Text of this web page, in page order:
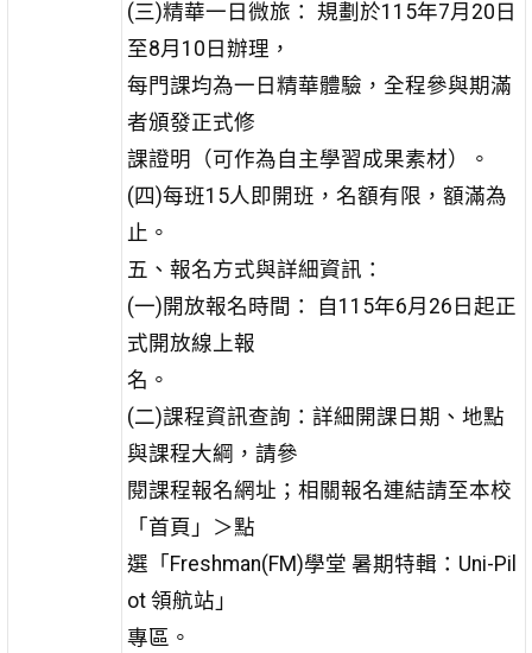
(三)精華一日微旅： 規劃於115年7月20日
至8月10日辦理，
每門課均為一日精華體驗，全程參與期滿
者頒發正式修
課證明（可作為自主學習成果素材）。
(四)每班15人即開班，名額有限，額滿為
止。
五、報名方式與詳細資訊：
(一)開放報名時間： 自115年6月26日起正
式開放線上報
名。
(二)課程資訊查詢：詳細開課日期、地點
與課程大綱，請參
閱課程報名網址；相關報名連結請至本校
「首頁」＞點
選「Freshman(FM)學堂 暑期特輯：Uni-Pil
ot 領航站」
專區。